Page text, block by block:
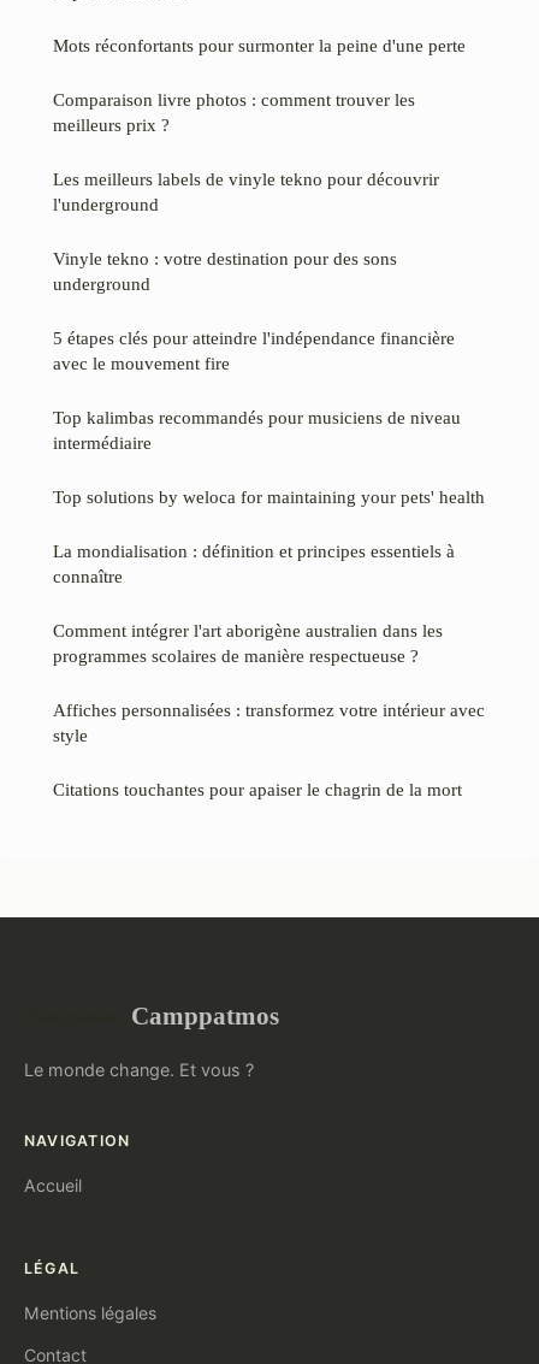
Mots réconfortants pour surmonter la peine d'une perte
Comparaison livre photos : comment trouver les
meilleurs prix ?
Les meilleurs labels de vinyle tekno pour découvrir
l'underground
Vinyle tekno : votre destination pour des sons
underground
5 étapes clés pour atteindre l'indépendance financière
avec le mouvement fire
Top kalimbas recommandés pour musiciens de niveau
intermédiaire
Top solutions by weloca for maintaining your pets' health
La mondialisation : définition et principes essentiels à
connaître
Comment intégrer l'art aborigène australien dans les
programmes scolaires de manière respectueuse ?
Affiches personnalisées : transformez votre intérieur avec
style
Citations touchantes pour apaiser le chagrin de la mort
Camppatmos
Le monde change. Et vous ?
NAVIGATION
Accueil
LÉGAL
Mentions légales
Contact